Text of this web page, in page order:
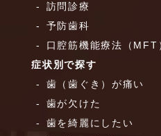
訪問診療
予防歯科
口腔筋機能療法（MFT
症状別で探す
歯（歯ぐき）が痛い
歯が欠けた
歯を綺麗にしたい